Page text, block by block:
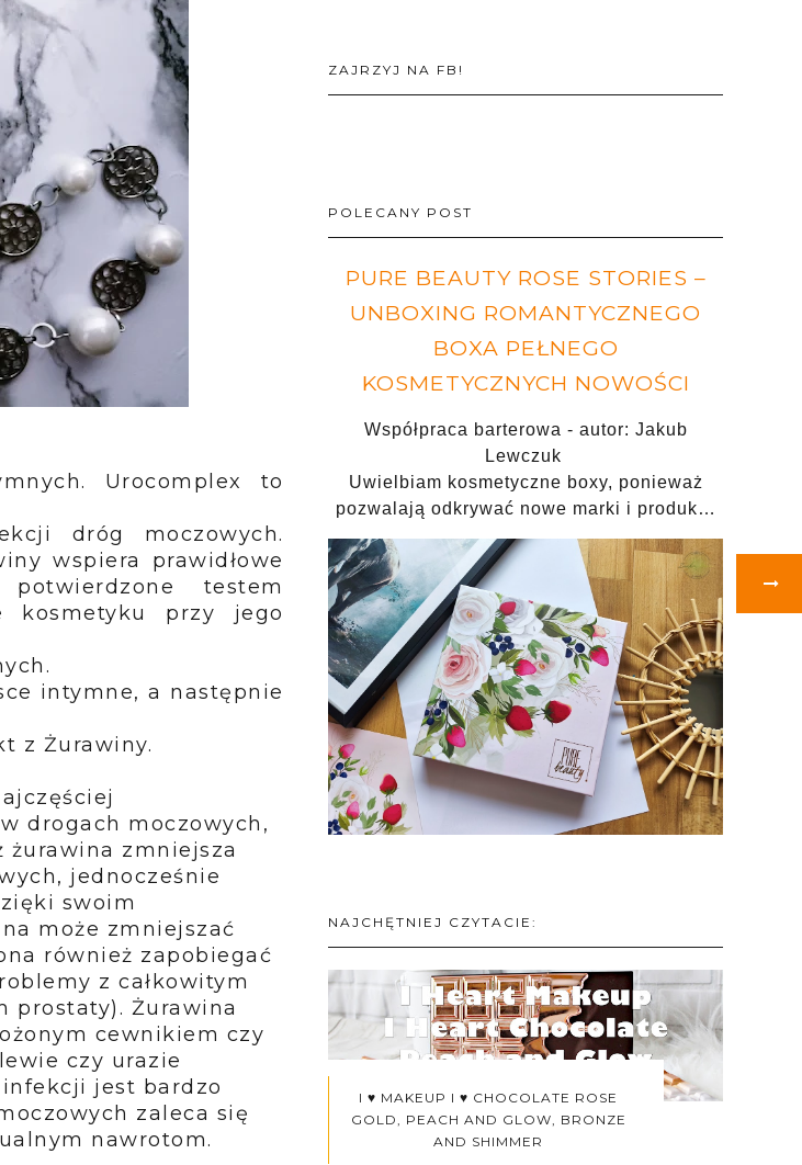
Urocomplex to
dróg moczowych.
wspiera prawidłowe
testem
kosmetyku przy jego
intymne, a następnie
z Żurawiny.
drogach moczowych,
żurawina zmniejsza
jednocześnie
swoim
może zmniejszać
również zapobiegać
z całkowitym
prostaty). Żurawina
cewnikiem czy
czy urazie
jest bardzo
zaleca się
nawrotom.
ZAJRZYJ NA FB!
POLECANY POST
PURE BEAUTY ROSE STORIES –
UNBOXING ROMANTYCZNEGO
BOXA PEŁNEGO
KOSMETYCZNYCH NOWOŚCI
Współpraca barterowa - autor: Jakub
Lewczuk
Uwielbiam kosmetyczne boxy, ponieważ
pozwalają odkrywać nowe marki i produk…
NAJCHĘTNIEJ CZYTACIE:
I ♥ MAKEUP I ♥ CHOCOLATE ROSE
GOLD, PEACH AND GLOW, BRONZE
AND SHIMMER